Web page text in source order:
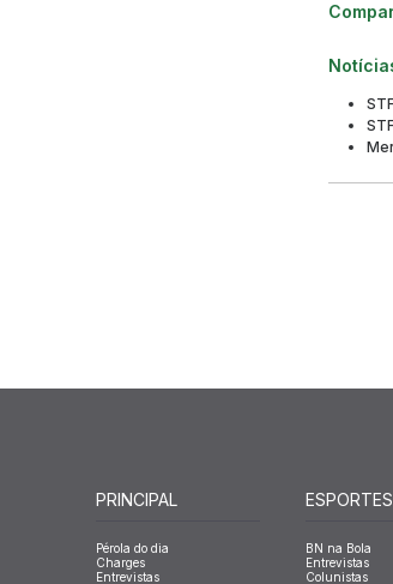
PRINCIPAL
Pérola do dia
Charges
Entrevistas
ESPORTES
BN na Bola
Entrevistas
Colunistas